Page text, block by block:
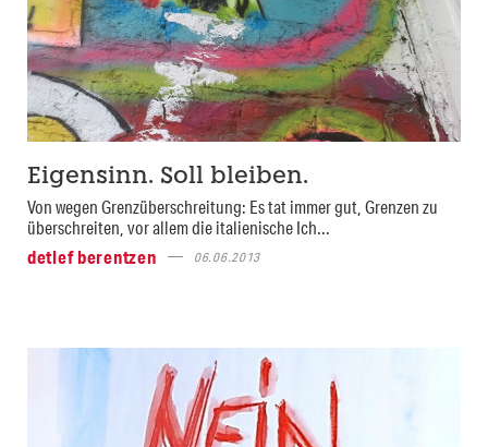
Eigensinn. Soll bleiben.
Von wegen Grenzüberschreitung: Es tat immer gut, Grenzen zu
überschreiten, vor allem die italienische Ich...
detlef berentzen
06.06.2013